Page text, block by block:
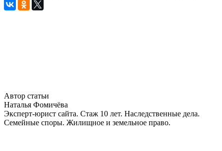
Автор статьи
Наталья Фомичёва
Эксперт-юрист сайта. Стаж 10 лет. Наследственные дела.
Семейные споры. Жилищное и земельное право.